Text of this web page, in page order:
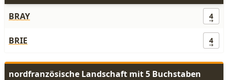
BRAY
4
BRIE 4
nordfranzösische Landschaft mit 5 Buchstaben